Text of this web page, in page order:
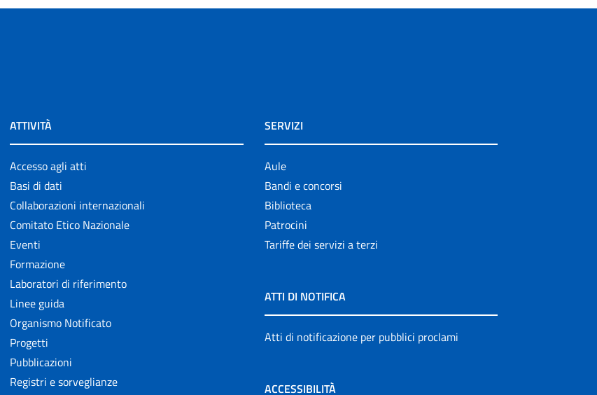
ATTIVITÀ
Accesso agli atti
Basi di dati
Collaborazioni internazionali
Comitato Etico Nazionale
Eventi
Formazione
Laboratori di riferimento
Linee guida
Organismo Notificato
Progetti
Pubblicazioni
Registri e sorveglianze
SERVIZI
Aule
Bandi e concorsi
Biblioteca
Patrocini
Tariffe dei servizi a terzi
ATTI DI NOTIFICA
Atti di notificazione per pubblici proclami
ACCESSIBILITÀ